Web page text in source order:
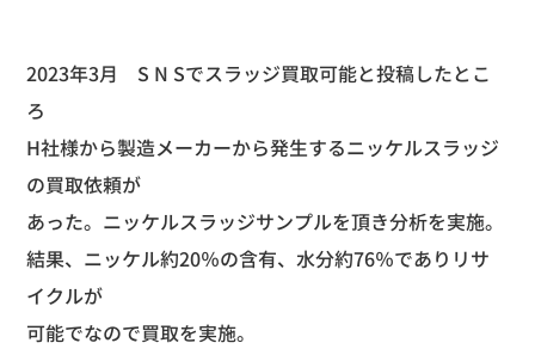
2023年3月 S N Sでスラッジ買取可能と投稿したとこ
ろ
H社様から製造メーカーから発生するニッケルスラッジ
の買取依頼が
あった。ニッケルスラッジサンプルを頂き分析を実施。
結果、ニッケル約20％の含有、水分約76％でありリサ
イクルが
可能でなので買取を実施。